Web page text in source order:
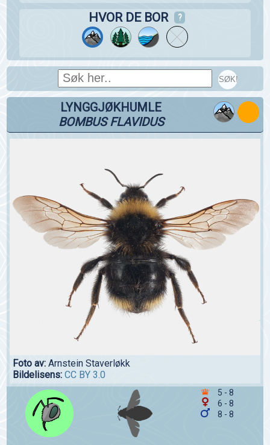
HVOR DE BOR ?
SØK!
LYNGGJØKHUMLE
BOMBUS FLAVIDUS
Foto av: Arnstein Staverløkk
Bildelisens: CC BY 3.0
5 - 8
6 - 8
8 - 8